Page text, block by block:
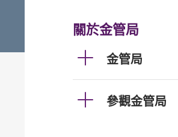
關於金管局
金管局
參觀金管局